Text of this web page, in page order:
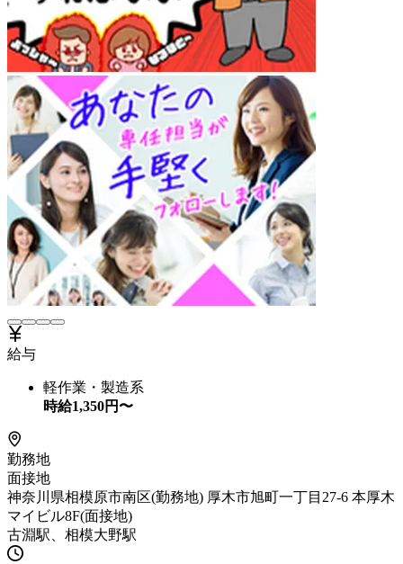
給与
軽作業・製造系
時給1,350円〜
勤務地
面接地
神奈川県相模原市南区(勤務地) 厚木市旭町一丁目27-6 本厚木
マイビル8F(面接地)
古淵駅、相模大野駅